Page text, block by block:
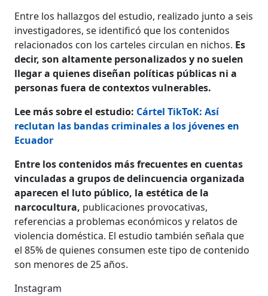
Entre los hallazgos del estudio, realizado junto a seis
investigadores, se identificó que los contenidos
relacionados con los carteles circulan en nichos. Es
decir, son altamente personalizados y no suelen
llegar a quienes diseñan políticas públicas ni a
personas fuera de contextos vulnerables.
Lee más sobre el estudio: Cártel TikToK: Así
reclutan las bandas criminales a los jóvenes en
Ecuador
Entre los contenidos más frecuentes en cuentas
vinculadas a grupos de delincuencia organizada
aparecen el luto público, la estética de la
narcocultura, publicaciones provocativas,
referencias a problemas económicos y relatos de
violencia doméstica. El estudio también señala que
el 85% de quienes consumen este tipo de contenido
son menores de 25 años.
Instagram